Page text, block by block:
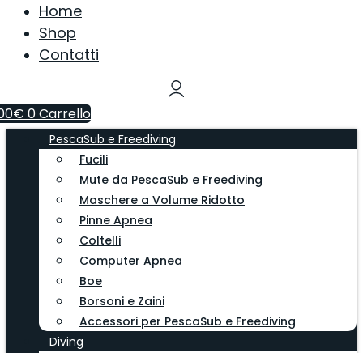
Home
Shop
Contatti
€ 0Carrello
PescaSub e Freediving
Fucili
Mute da PescaSub e Freediving
Maschere a Volume Ridotto
Pinne Apnea
Coltelli
Computer Apnea
Boe
Borsoni e Zaini
Accessori per PescaSub e Freediving
Diving